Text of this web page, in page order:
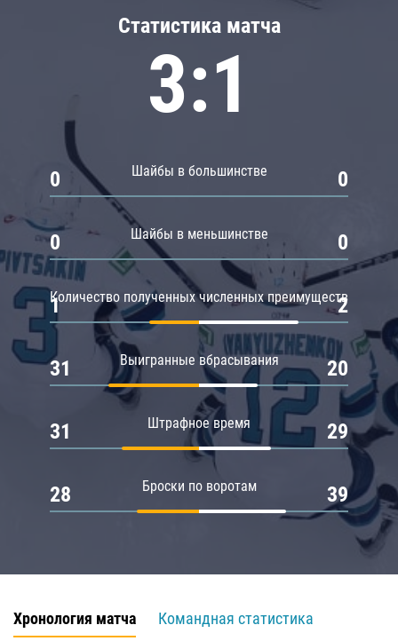
Статистика матча
3:1
Шайбы в большинстве
0 0
Шайбы в меньшинстве
0 0
Количество полученных численных преимуществ
1 2
Выигранные вбрасывания
31 20
Штрафное время
31 29
Броски по воротам
28 39
Хронология матча
Командная статистика